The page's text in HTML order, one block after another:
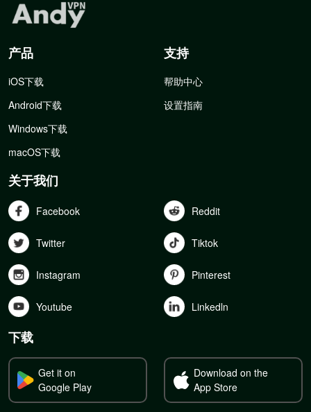
产品
iOS下载
Android下载
Windows下载
macOS下载
支持
帮助中心
设置指南
关于我们
Facebook Reddit
Twitter Tiktok
Instagram Pinterest
Youtube Linkedln
下载
Get it on
Google Play
Download on the
App Store